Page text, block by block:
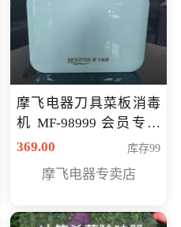
摩飞电器刀具菜板消毒
机 MF-98999 会员专享
价286元
369.00 库存99
摩飞电器专卖店